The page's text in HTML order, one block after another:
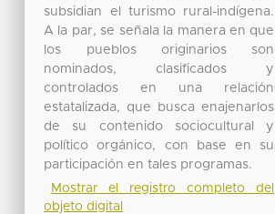
subsidian el turismo rural-indígena.
A la par, se señala la manera en que
los pueblos originarios son
nominados, clasificados y
controlados en una relación
estatalizada, que busca enajenarlos
de su contenido sociocultural y
político orgánico, con base en su
participación en tales programas.
Mostrar el registro completo del
objeto digital